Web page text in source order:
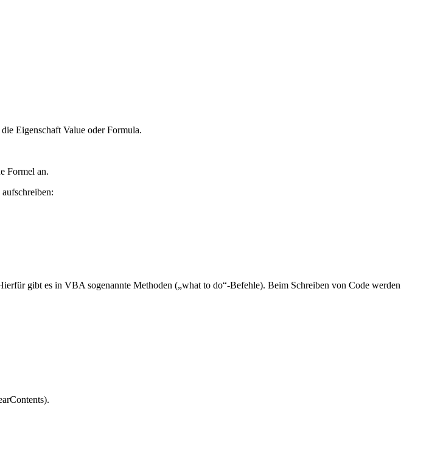
Eigenschaft Value oder Formula.
Formel an.
gibt es in VBA sogenannte Methoden („what to do“-Befehle). Beim Schreiben von Code werden